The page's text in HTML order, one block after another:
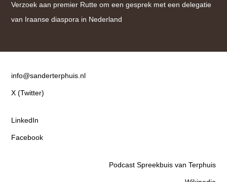
Verzoek aan premier Rutte om een gesprek met een delegatie
van Iraanse diaspora in Nederland
Contact
info@sanderterphuis.nl
X (Twitter)
LinkedIn
Facebook
Podcast Spreekbuis van Terphuis